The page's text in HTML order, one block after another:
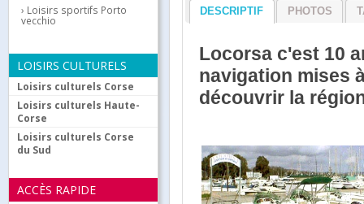
Loisirs sportifs Porto
vecchio
LOISIRS CULTURELS
Loisirs culturels Corse
Loisirs culturels Haute-
Corse
Loisirs culturels Corse
du Sud
ACCÈS RAPIDE
DESCRIPTIF PHOTOS
Locorsa c'est 10
navigation mises
découvrir la